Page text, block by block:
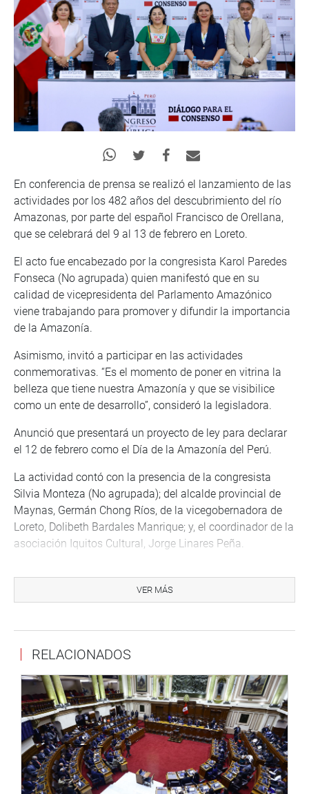
En conferencia de prensa se realizó el lanzamiento de las
actividades por los 482 años del descubrimiento del río
Amazonas, por parte del español Francisco de Orellana,
que se celebrará del 9 al 13 de febrero en Loreto.
El acto fue encabezado por la congresista Karol Paredes
Fonseca (No agrupada) quien manifestó que en su
calidad de vicepresidenta del Parlamento Amazónico
viene trabajando para promover y difundir la importancia
de la Amazonía.
Asimismo, invitó a participar en las actividades
conmemorativas. “Es el momento de poner en vitrina la
belleza que tiene nuestra Amazonía y que se visibilice
como un ente de desarrollo”, consideró la legisladora.
Anunció que presentará un proyecto de ley para declarar
el 12 de febrero como el Día de la Amazonía del Perú.
La actividad contó con la presencia de la congresista
Silvia Monteza (No agrupada); del alcalde provincial de
Maynas, Germán Chong Ríos, de la vicegobernadora de
Loreto, Dolibeth Bardales Manrique; y, el coordinador de la
asociación Iquitos Cultural, Jorge Linares Peña.
reconocido oficialmente como una de las Siete Maravillas
Naturales del Mundo, el 13 de agosto de 2012, en una
República, congresistas, ministros, autoridades,
participación de la población.
OFICINA DE COMUNICACIONES E IMAGEN
INSTITUCIONAL
VER MÁS
RELACIONADOS